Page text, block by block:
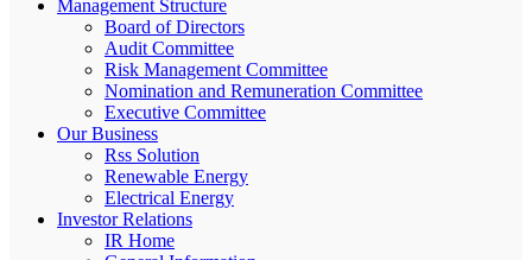
Management Structure
Board of Directors
Audit Committee
Risk Management Committee
Nomination and Remuneration Committee
Executive Committee
Our Business
Rss Solution
Renewable Energy
Electrical Energy
Investor Relations
IR Home